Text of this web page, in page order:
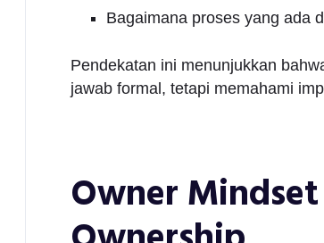
Bagaimana proses yang ada
Pendekatan ini menunjukkan
jawab formal, tetapi memahami
Owner